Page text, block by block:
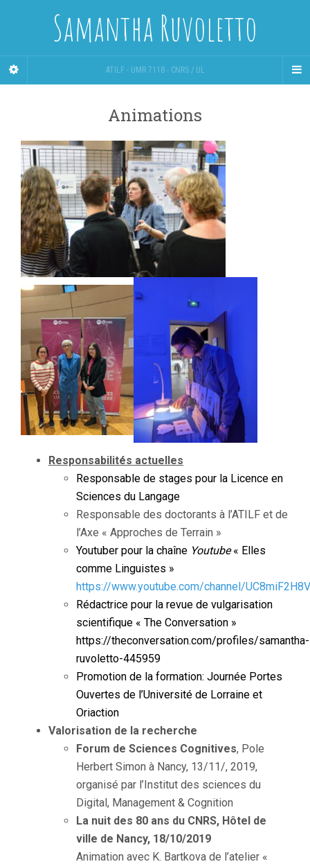
Samantha Ruvoletto
ATILF - UMR 7118 - CNRS / UL
Animations
Responsabilités actuelles
Responsable de stages pour la Licence en
Sciences du Langage
Responsable des doctorants à l’ATILF et de
l’Axe « Approches de Terrain »
Youtuber pour la chaîne Youtube« Elles
comme Linguistes »
https://www.youtube.com/channel/
Rédactrice pour la revue de vulgarisation
scientifique « The Conversation »
https://theconversation.com/profiles/samantha-
ruvoletto-445959
Promotion de la formation: Journée Portes
Ouvertes de l’Université de Lorraine et
Oriaction
Valorisation de la recherche
Forum de Sciences Cognitives, Pole
Herbert Simon à Nancy, 13/11/, 2019,
organisé par l’Institut des sciences du
Digital, Management & Cognition
La nuit des 80 ans du CNRS, Hôtel de
ville de Nancy, 18/10/2019
Animation avec K. Bartkova de l’atelier «